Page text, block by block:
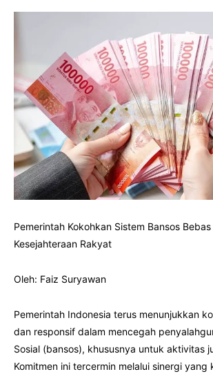
Pemerintah Kokohkan Sistem Bansos
Kesejahteraan Rakyat
Oleh: Faiz Suryawan
Pemerintah Indonesia terus menunjukkan
dan responsif dalam mencegah
Sosial (bansos), khususnya untuk aktivitas
Komitmen ini tercermin melalui sinergi yang